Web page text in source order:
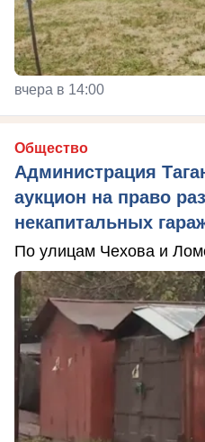
вчера в 14:00
Общество
Администрация
аукцион на право
некапитальных
По улицам Чехова и